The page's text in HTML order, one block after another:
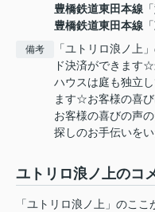
豊橋鉄道東田本線 「
豊橋鉄道東田本線 「
備考
「ユトリロ浪ノ上
ド決済ができます
ハウスは庭も独立
ます☆お客様の喜
お客様の喜びの声
探しのお手伝いを
ユトリロ浪ノ上のコ
「ユトリロ浪ノ上」のこ